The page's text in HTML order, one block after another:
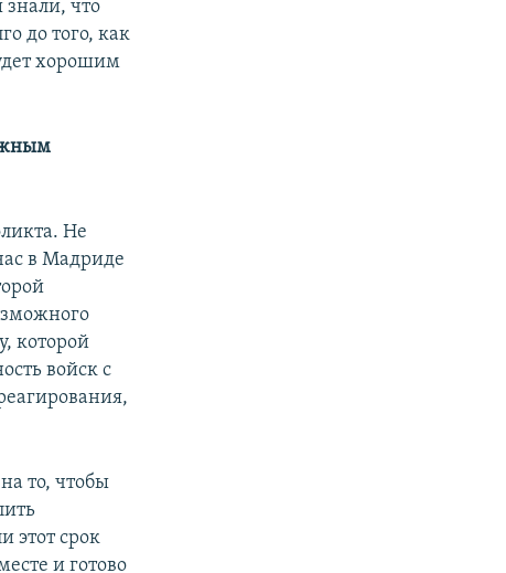
что
до того, как
хорошим
Не
в Мадриде
которой
войск с
то, чтобы
этот срок
и готово